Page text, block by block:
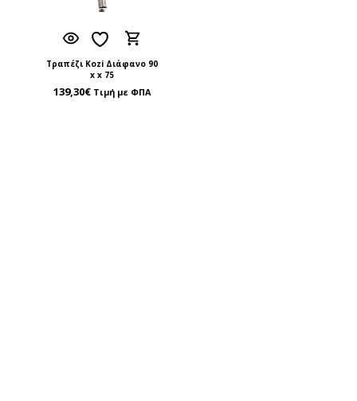
Τραπέζι Kozi Διάφανο 90
x x 75
139,30€ Τιμή με ΦΠΑ